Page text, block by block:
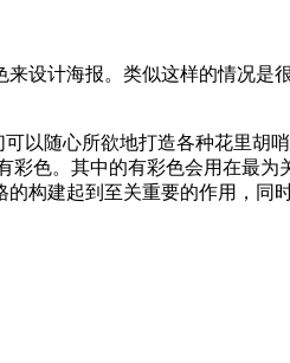
设计海报。类似这样的情况是
以随心所欲地打造各种花里胡
色。其中的有彩色会用在最
构建起到至关重要的作用，同